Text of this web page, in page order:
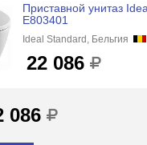
Приставной унитаз
E803401
Ideal Standard, Бельгия
22 086
086